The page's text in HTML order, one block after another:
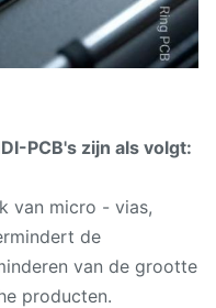
PCB's zijn als volgt:
van micro - vias,
de
van de grootte
producten.